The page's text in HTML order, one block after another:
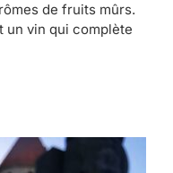
de fruits mûrs.
un vin qui complète